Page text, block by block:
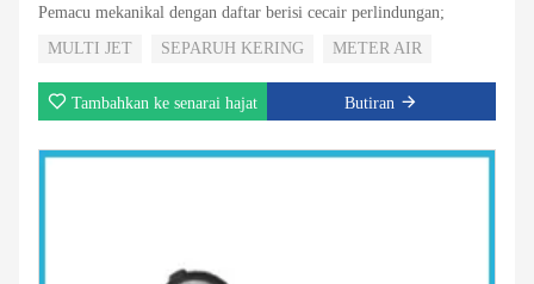
Pemacu mekanikal dengan daftar berisi cecair perlindungan;
MULTI JET
SEPARUH KERING METER AIR
Tambahkan ke senarai hajat Butiran